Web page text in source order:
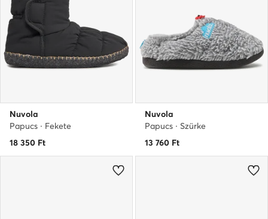
Nuvola
Papucs · Fekete
18 350 Ft
Nuvola
Papucs · Szürke
13 760 Ft